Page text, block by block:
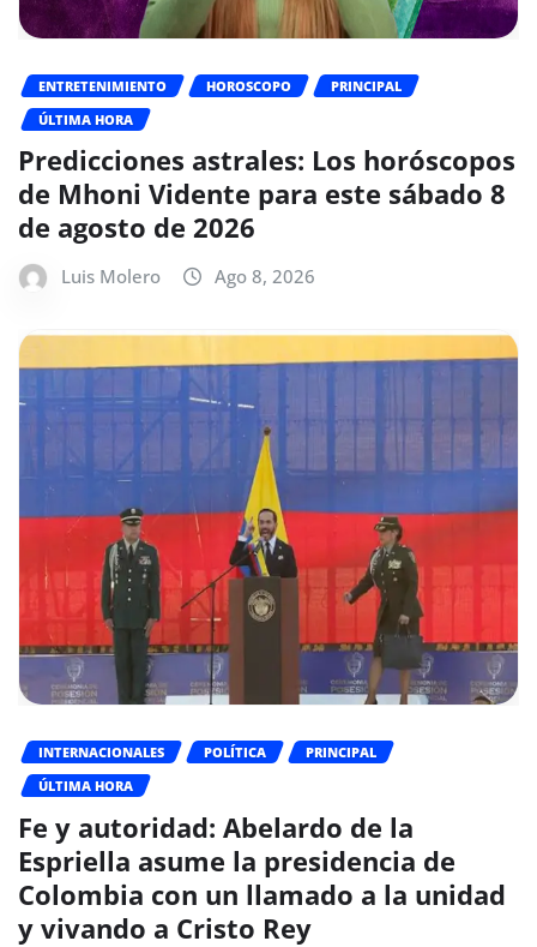
ENTRETENIMIENTO HOROSCOPO
PRINCIPAL
ÚLTIMA HORA
Predicciones astrales: Los horóscopos
de Mhoni Vidente para este sábado 8
de agosto de 2026
Luis Molero Ago 8, 2026
INTERNACIONALES POLÍTICA
PRINCIPAL
ÚLTIMA HORA
Fe y autoridad: Abelardo de la
Espriella asume la presidencia de
Colombia con un llamado a la unidad
y vivando a Cristo Rey